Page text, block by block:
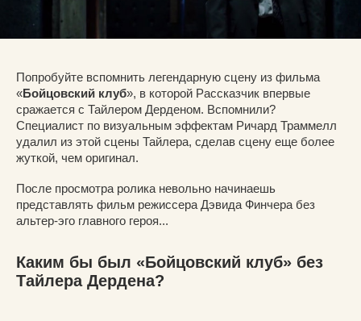
Попробуйте вспомнить легендарную сцену из фильма
«Бойцовский клуб», в которой Рассказчик впервые
сражается с Тайлером Дерденом. Вспомнили?
Специалист по визуальным эффектам Ричард Траммелл
удалил из этой сцены Тайлера, сделав сцену еще более
жуткой, чем оригинал.
После просмотра ролика невольно начинаешь
представлять фильм режиссера Дэвида Финчера без
альтер-эго главного героя...
Каким бы был «Бойцовский клуб» без
Тайлера Дердена?